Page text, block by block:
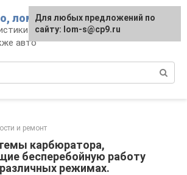
лом для мужика
оружия, правила
авто
и ремонт
карбюратора,
бесперебойную работу
режимах.
Для любых предложений по
сайту: lom-s@cp9.ru